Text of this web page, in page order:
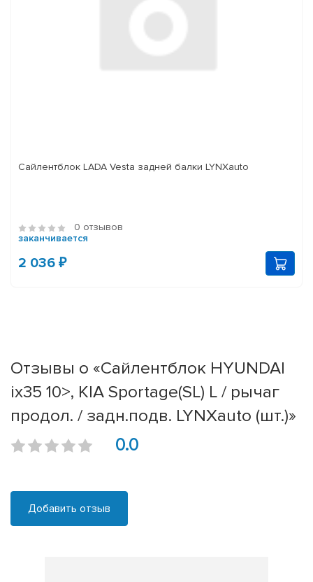
Сайлентблок LADA Vesta задней балки LYNXauto
0 отзывов
заканчивается
2 036 ₽
Отзывы о «Сайлентблок HYUNDAI
ix35 10>, KIA Sportage(SL) L / рычаг
продол. / задн.подв. LYNXauto (шт.)»
0.0
Добавить отзыв